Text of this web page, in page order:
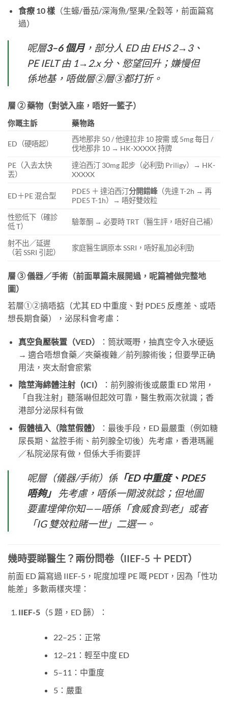
食療 10 樣（生蠔/番茄/深海魚/堅果/全穀等，前面篇寫
過）
呢層3–6 個月，部分人 ED 由 EHS 2→3、
PE IELT 由 1→2.x 分、慾望回升；嫌慢但
係地基，唔做層②層③都打折。
層 ② 藥物（對號入座，唔好一籃子）
你嘅主訴 藥物路
ED（硬唔起）
西地那非 50 / 他達拉非 10 按需 或 5mg 每日 /
伐地那非 10 → HK-XXXXX 持牌
PE（入去太快
丟）
達泊西汀 30mg 起步（必利勁 Priligy）→ HK-
XXXXX
ED＋PE 混合型
PDE5 ＋ 達泊西汀分開錯峰（先達 T-2h → 再
PDE5 T-1h）→ 唔好雙效粒
性慾低下（確診
低 T）
驗睾酮 → 必要時 TRT（醫生評，唔好自己補）
射不出／延遲
（若 SSRI 引起）
家庭醫生調原本 SSRI，唔好亂加必利勁
層 ③ 儀器／手術（前面單篇未展開過，呢篇補做完整地
圖）
若層①②搞唔掂（尤其 ED 中重度、對 PDE5 反應差、或唔
想長期食藥），泌尿科會考慮：
真空負壓裝置（VED）
：筒狀嘅嘢，抽真空令入水硬返
→ 適合唔想食藥／夾藥複雜／前列腺術後；但要學正确
用法，夾太耐會瘀紫
陰莖海綿體注射（ICI）
：前列腺術後或嚴重 ED 常用，
「自我注射」聽落嚇但起效可靠，醫生教兩次就識；香
港部分泌尿科有做
假體植入（陰莖假體）
：最後手段，ED 最嚴重（例如糖
尿長期、盆腔手術、前列腺全切後）先考慮，香港瑪麗
／私院泌尿有做，但係大手術要評
呢層（儀器/手術）係「ED 中重度、PDE5
唔夠」
​ 先考慮，唔係一開波就諗；但地圖
要畫埋俾你知——唔係「食威食到老」或者
「IG 雙效粒賭一世」二選一。
幾時要睇醫生？兩份問卷（IIEF-5 ＋ PEDT）
前面 ED 篇寫過 IIEF-5，呢度加埋 PE 嘅 PEDT，因為「性功
能差」多數兩樣夾埋：
IIEF-5（5 題，ED 篩）：
22–25：正常
12–21：輕至中度 ED
5–11：中重度
5：嚴重